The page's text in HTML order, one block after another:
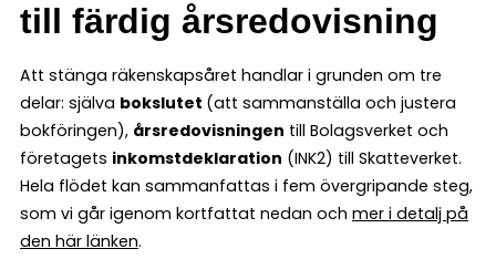
till färdig årsredovisning
Att stänga räkenskapsåret handlar i grunden om tre
delar: själva bokslutet (att sammanställa och justera
bokföringen), årsredovisningen till Bolagsverket och
företagets inkomstdeklaration (INK2) till Skatteverket.
Hela flödet kan sammanfattas i fem övergripande steg,
som vi går igenom kortfattat nedan och mer i detalj på
den här länken.